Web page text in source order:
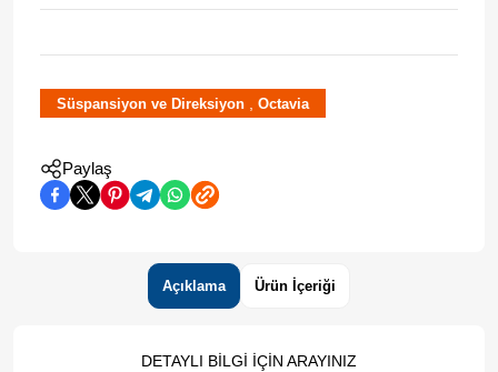
Süspansiyon ve Direksiyon , Octavia
Paylaş
Açıklama Ürün İçeriği
DETAYLI BİLGİ İÇİN ARAYINIZ